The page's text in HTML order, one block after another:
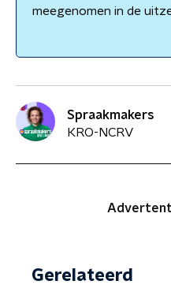
meegenomen in de
Spraakmakers
KRO-NCRV
Gerelateerd